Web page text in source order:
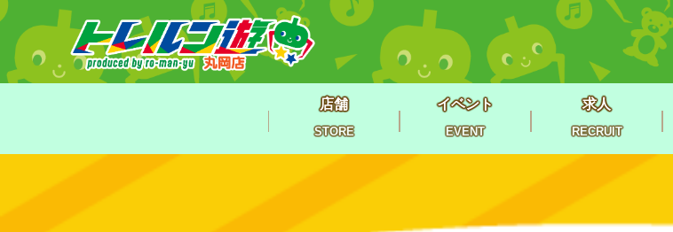
店舗
STORE
イベント
EVENT
求人
RECRUIT